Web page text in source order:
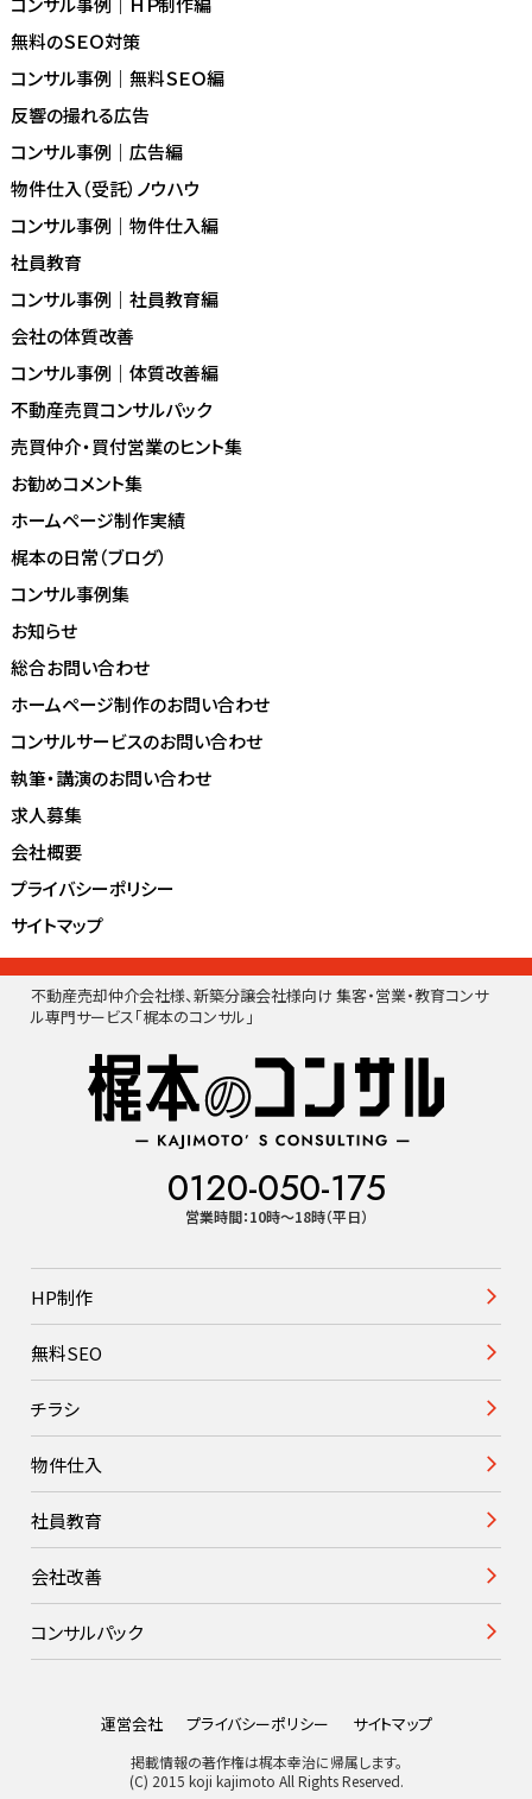
無料のＳＥＯ対策
コンサル事例｜無料ＳＥＯ編
反響の撮れる広告
コンサル事例｜広告編
物件仕入（受託）ノウハウ
コンサル事例｜物件仕入編
社員教育
コンサル事例｜社員教育編
会社の体質改善
コンサル事例｜体質改善編
不動産売買コンサルパック
売買仲介・買付営業のヒント集
お勧めコメント集
ホームページ制作実績
梶本の日常（ブログ）
コンサル事例集
お知らせ
総合お問い合わせ
ホームページ制作のお問い合わせ
コンサルサービスのお問い合わせ
執筆・講演のお問い合わせ
求人募集
会社概要
プライバシーポリシー
サイトマップ
不動産売却仲介会社様、新築分譲会社様向け 集客・営業・教育コンサ
ル専門サービス「梶本のコンサル」
0120-050-175
営業時間：10時〜18時（平日）
HP制作
無料SEO
チラシ
物件仕入
社員教育
会社改善
コンサルパック
運営会社 プライバシーポリシー サイトマップ
掲載情報の著作権は梶本幸治に帰属します。
(C) 2015 koji kajimoto All Rights Reserved.